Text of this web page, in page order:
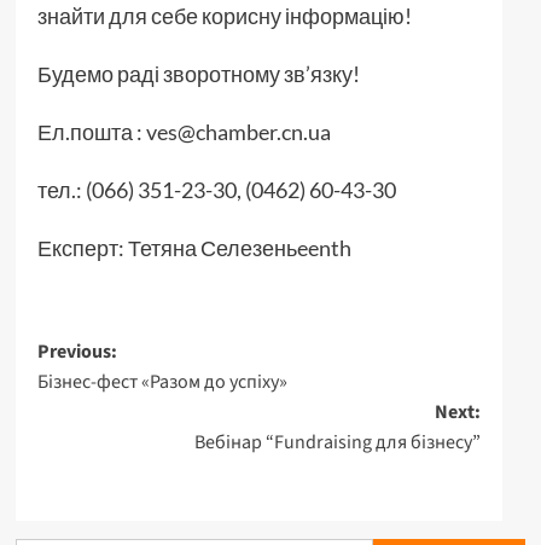
знайти для себе корисну інформацію!
Будемо раді зворотному зв’язку!
Ел.пошта : ves@chamber.cn.ua
тел.: (066) 351-23-30, (0462) 60-43-30
Експерт: Тетяна Селезеньeenth
Post
navigation
Previous:
Бізнес-фест «Разом до успіху»
Next:
Вебінар “Fundraising для бізнесу”